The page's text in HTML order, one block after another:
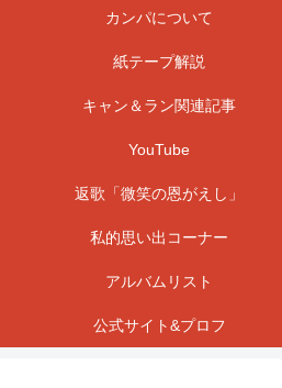
カンパについて
紙テープ解説
キャン＆ラン関連記事
YouTube
返歌「微笑の恩がえし」
私的思い出コーナー
アルバムリスト
公式サイト&プロフ